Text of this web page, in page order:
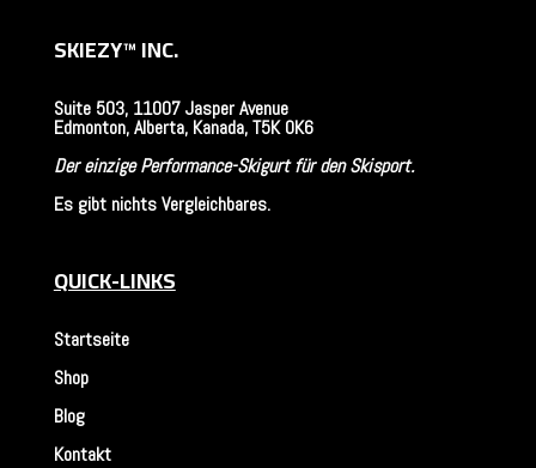
SKIEZY™INC.
Suite 503, 11007 Jasper Avenue
Edmonton, Alberta, Kanada, T5K 0K6
Der einzige Performance-Skigurt für den Skisport.
Es gibt nichts Vergleichbares.
QUICK-LINKS
Startseite
Shop
Blog
Kontakt